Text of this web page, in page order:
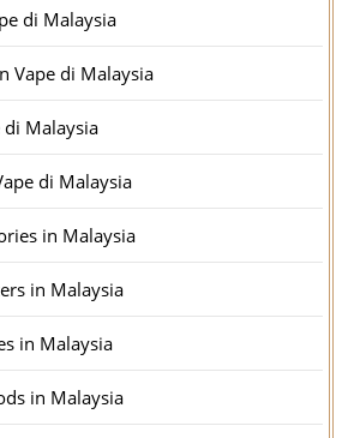
di Malaysia
Vape di Malaysia
di Malaysia
di Malaysia
in Malaysia
in Malaysia
in Malaysia
in Malaysia